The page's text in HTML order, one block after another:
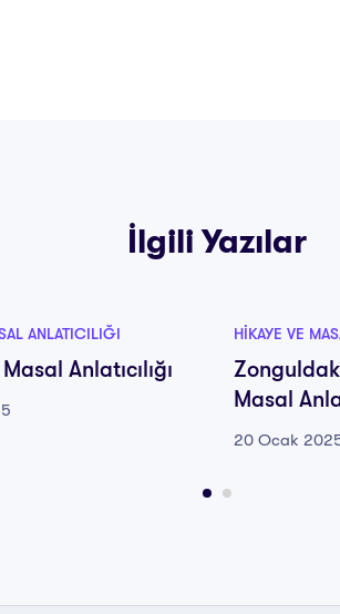
İlgili Yazılar
ANLATICILIĞI
Anlatıcılığı
HIKAYE VE
Masal
20 Ocak